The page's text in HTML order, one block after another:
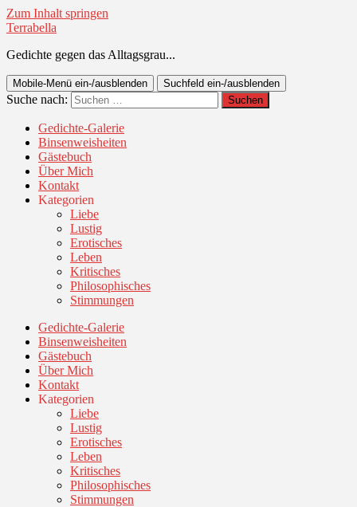
Zum Inhalt springen
Terrabella
Gedichte gegen das Alltagsgrau...
Mobile-Menü ein-/ausblenden Suchfeld ein-/ausblenden
Suche nach:
Gedichte-Galerie
Binsenweisheiten
Gästebuch
Über Mich
Kontakt
Kategorien
Liebe
Lustig
Erotisches
Leben
Kritisches
Philosophisches
Stimmungen
Gedichte-Galerie
Binsenweisheiten
Gästebuch
Über Mich
Kontakt
Kategorien
Liebe
Lustig
Erotisches
Leben
Kritisches
Philosophisches
Stimmungen